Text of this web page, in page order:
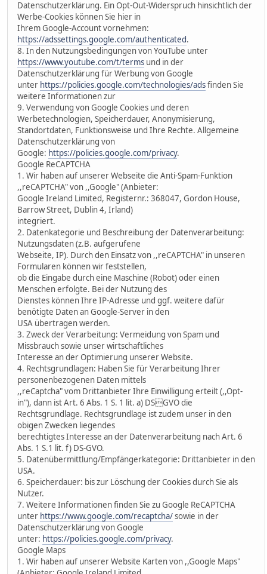
Datenschutzerklärung. Ein Opt-Out-Widerspruch hinsichtlich der
Werbe-Cookies können Sie hier in
Ihrem Google-Account vornehmen:
https://adssettings.google.com/authenticated.
8. In den Nutzungsbedingungen von YouTube unter
https://www.youtube.com/t/terms und in der
Datenschutzerklärung für Werbung von Google
unter https://policies.google.com/technologies/adsfinden Sie
weitere Informationen zur
9. Verwendung von Google Cookies und deren
Werbetechnologien, Speicherdauer, Anonymisierung,
Standortdaten, Funktionsweise und Ihre Rechte. Allgemeine
Datenschutzerklärung von
Google: https://policies.google.com/privacy.
Google ReCAPTCHA
1. Wir haben auf unserer Webseite die Anti-Spam-Funktion
,,reCAPTCHA" von ,,Google" (Anbieter:
Google Ireland Limited, Registernr.: 368047, Gordon House,
Barrow Street, Dublin 4, Irland)
integriert.
2. Datenkategorie und Beschreibung der Datenverarbeitung:
Nutzungsdaten (z.B. aufgerufene
Webseite, IP). Durch den Einsatz von ,,reCAPTCHA" in unseren
Formularen können wir feststellen,
ob die Eingabe durch eine Maschine (Robot) oder einen
Menschen erfolgte. Bei der Nutzung des
Dienstes können Ihre IP-Adresse und ggf. weitere dafür
benötigte Daten an Google-Server in den
USA übertragen werden.
3. Zweck der Verarbeitung: Vermeidung von Spam und
Missbrauch sowie unser wirtschaftliches
Interesse an der Optimierung unserer Website.
4. Rechtsgrundlagen: Haben Sie für Verarbeitung Ihrer
personenbezogenen Daten mittels
,,reCaptcha" vom Drittanbieter Ihre Einwilligung erteilt (,,Opt-
in"), dann ist Art. 6 Abs. 1 S. 1 lit. a) DSGVO die
Rechtsgrundlage. Rechtsgrundlage ist zudem unser in den
obigen Zwecken liegendes
berechtigtes Interesse an der Datenverarbeitung nach Art. 6
Abs. 1 S.1 lit. f) DS-GVO.
5. Datenübermittlung/Empfängerkategorie: Drittanbieter in den
USA.
6. Speicherdauer: bis zur Löschung der Cookies durch Sie als
Nutzer.
7. Weitere Informationen finden Sie zu Google ReCAPTCHA
unter https://www.google.com/recaptcha/sowie in der
Datenschutzerklärung von Google
unter: https://policies.google.com/privacy.
Google Maps
1. Wir haben auf unserer Website Karten von ,,Google Maps"